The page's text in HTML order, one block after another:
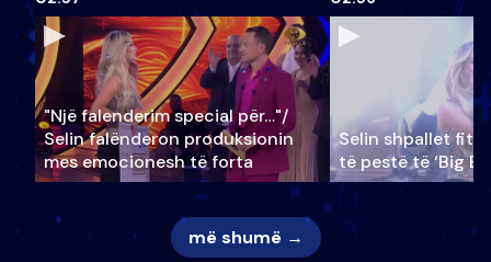
"Një falenderim special për…"/
Selin falënderon produksionin
mes emocionesh të forta
Selin shpallet
të pestë të ‘Big
më shumë →